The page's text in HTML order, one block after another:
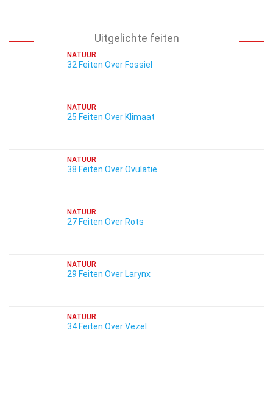
Uitgelichte feiten
NATUUR
32 Feiten Over Fossiel
NATUUR
25 Feiten Over Klimaat
NATUUR
38 Feiten Over Ovulatie
NATUUR
27 Feiten Over Rots
NATUUR
29 Feiten Over Larynx
NATUUR
34 Feiten Over Vezel